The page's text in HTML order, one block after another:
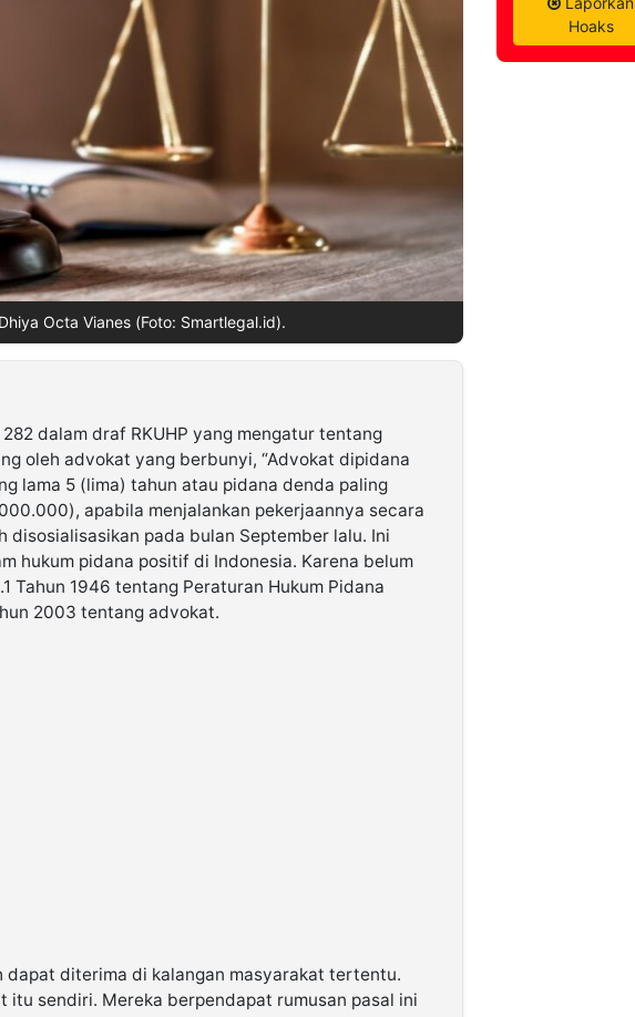
Octa Vianes (Foto: Smartlegal.id).
282 dalam draf RKUHP yang mengatur tentang
oleh advokat yang berbunyi, “Advokat dipidana
lama 5 (lima) tahun atau pidana denda paling
apabila menjalankan pekerjaannya secara
disosialisasikan pada bulan September lalu. Ini
hukum pidana positif di Indonesia. Karena belum
Tahun 1946 tentang Peraturan Hukum Pidana
2003 tentang advokat.
dapat diterima di kalangan masyarakat tertentu.
itu sendiri. Mereka berpendapat rumusan pasal ini
Hoaks